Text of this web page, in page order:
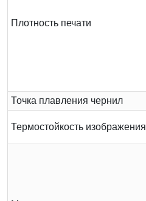
Плотность печати
Точка плавления чернил
Термостойкость изображения